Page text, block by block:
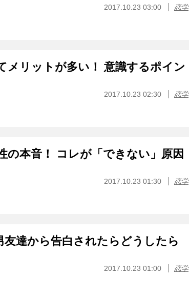
2017.10.23 03:00 恋学
メリットが多い！ 意識するポイン
2017.10.23 02:30 恋学
の本音！ コレが「できない」原因
2017.10.23 01:30 恋学
達から告白されたらどうしたら
2017.10.23 01:00 恋学